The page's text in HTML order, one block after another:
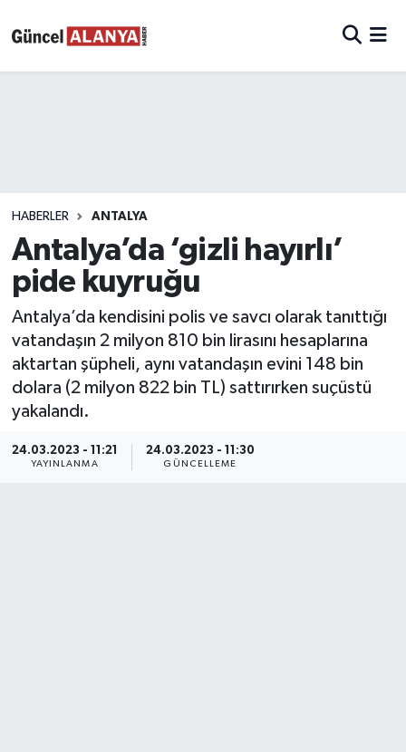
HABERLER ANTALYA
Antalya’da ‘gizli hayırlı’
pide kuyruğu
Antalya’da kendisini polis ve savcı olarak tanıttığı
vatandaşın 2 milyon 810 bin lirasını hesaplarına
aktartan şüpheli, aynı vatandaşın evini 148 bin
dolara (2 milyon 822 bin TL) sattırırken suçüstü
yakalandı.
24.03.2023 - 11:21
YAYINLANMA
24.03.2023 - 11:30
GÜNCELLEME